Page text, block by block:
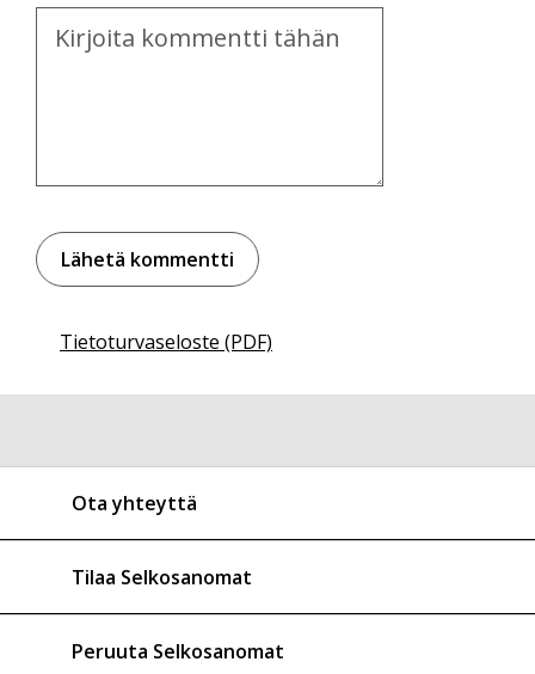
Kommentti
Tietoturvaseloste (PDF)
Ota yhteyttä
Tilaa Selkosanomat
Peruuta Selkosanomat